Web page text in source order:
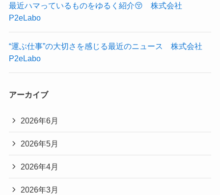
最近ハマっているものをゆるく紹介😚 株式会社
P2eLabo
“運ぶ仕事”の大切さを感じる最近のニュース 株式会社
P2eLabo
アーカイブ
2026年6月
2026年5月
2026年4月
2026年3月